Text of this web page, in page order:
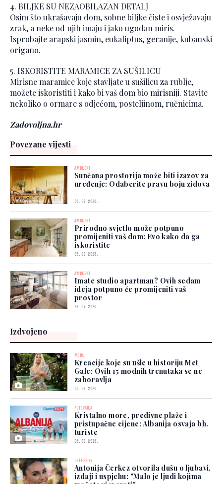
4. BILJKE SU NEZAOBILAZAN DETALJ
Osim što ukrašavaju dom, sobne biljke čiste i osvježavaju
zrak, a neke od njih imaju i jako ugodan miris.
Isprobajte arapski jasmin, eukaliptus, geranije, kubanski
origano.
5. ISKORISTITE MARAMICE ZA SUŠILICU
Mirisne maramice koje stavljate u sušilicu za rublje,
možete iskoristiti i kako bi vaš dom bio mirisniji. Stavite
nekoliko o ormare s odjećom, posteljinom, ručnicima.
Zadovoljna.hr
Povezane vijesti
AMBIJENT
Sunčana prostorija može biti izazov za
uređenje: Odaberite pravu boju zidova
06. 08. 2026.
AMBIJENT
Prirodno svjetlo može potpuno
promijeniti vaš dom: Evo kako da ga
iskoristite
05. 08. 2026.
AMBIJENT
Imate studio apartman? Ovih sedam
ideja potpuno će promijeniti vaš
prostor
28. 07. 2026.
Izdvojeno
MODA
Kreacije koje su ušle u historiju Met
Gale: Ovih 15 modnih trenutaka se ne
zaboravlja
06. 08. 2026.
PUTOVANJA
Kristalno more, predivne plaže i
pristupačne cijene: Albanija osvaja bh.
turiste
06. 08. 2026.
CELEBRITY
Antonija Čerkez otvorila dušu o ljubavi,
izdaji i uspjehu: "Malo je ljudi kojima